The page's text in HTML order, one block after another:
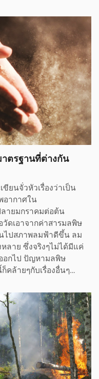
าตรฐานที่ต่างกัน
ขียนจั่วหัวเรื่องว่าเป็น
อากาศใน
ลายมกราคมต่อต้น
ดเอาจากค่าสารมลพิษ
นไปสภาพลมฟ้าดีขึ้น ลม
ลาย ซึ่งจริงๆไม่ได้มีแค่
อกไป ปัญหามลพิษ
คล้ายๆกับเรื่องอื่นๆ…